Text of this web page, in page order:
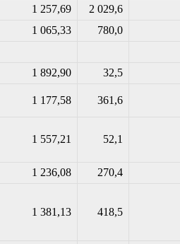
1 257,69 2 029,6
1 065,33 780,0
1 892,90 32,5
1 177,58 361,6
1 557,21 52,1
1 236,08 270,4
1 381,13 418,5